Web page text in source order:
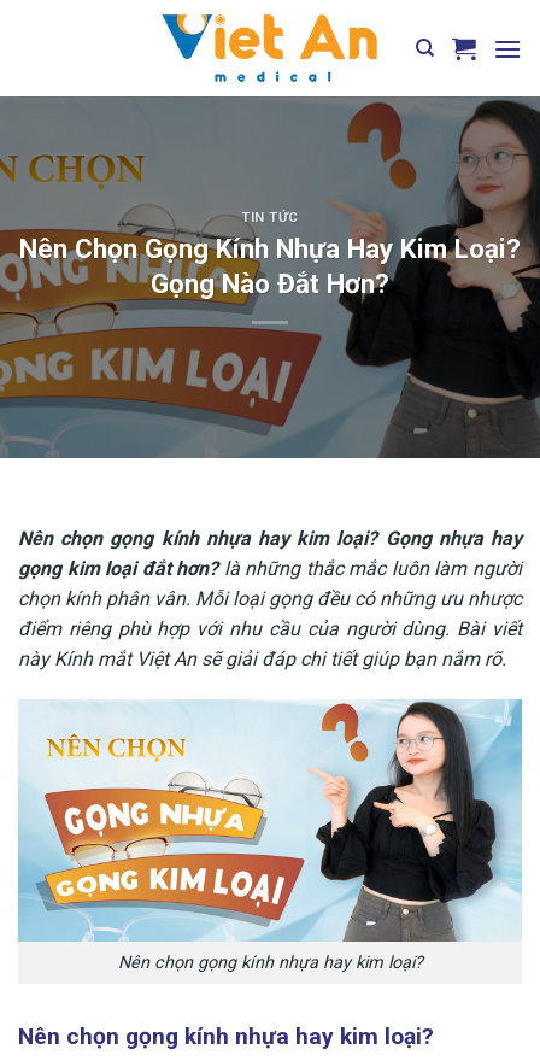
TIN TỨC
Nên Chọn Gọng Kính Nhựa Hay Kim Loại?
Gọng Nào Đắt Hơn?
Nên chọn gọng kính nhựa hay kim loại? Gọng nhựa hay
gọng kim loại đắt hơn?là những thắc mắc luôn làm người
chọn kính phân vân. Mỗi loại gọng đều có những ưu nhược
điểm riêng phù hợp với nhu cầu của người dùng. Bài viết
này Kính mắt Việt An sẽ giải đáp chi tiết giúp bạn nắm rõ.
Nên chọn gọng kính nhựa hay kim loại?
Nên chọn gọng kính nhựa hay kim loại?